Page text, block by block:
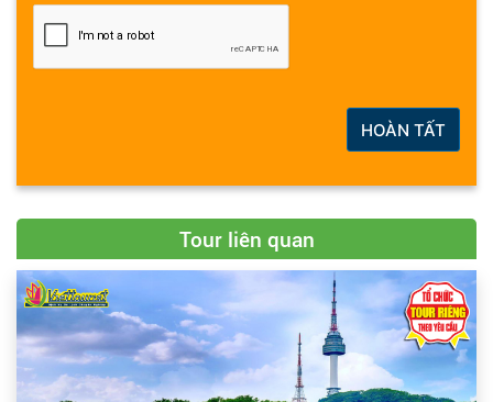
HOÀN TẤT
Tour liên quan